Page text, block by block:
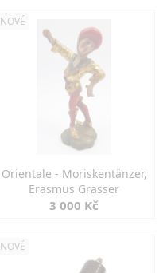
NOVÉ
Orientale - Moriskentänzer,
Erasmus Grasser
3 000 Kč
NOVÉ